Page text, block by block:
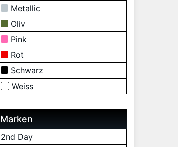
Metallic
Oliv
Pink
Rot
Schwarz
Weiss
Marken
2nd Day